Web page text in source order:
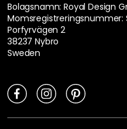
Bolagsnamn: Royal Design
Momsregistreringsnummer:
Porfyrvägen 2
38237 Nybro
Sweden